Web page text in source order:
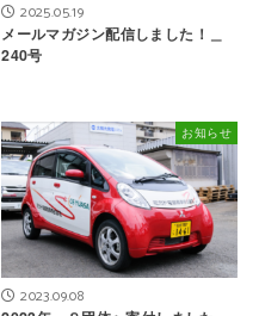
2025.05.19
メールマガジン配信しました！＿
240号
お知らせ
2023.09.08